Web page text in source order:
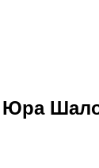
Юра